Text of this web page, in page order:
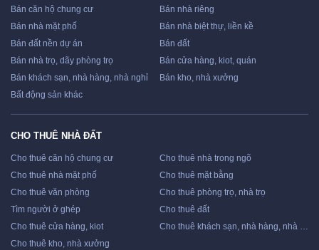
Bán căn hộ chung cư
Bán nhà riêng
Bán nhà mặt phố
Bán nhà biệt thự, liền kề
Bán đất nền dự án
Bán đất
Bán nhà trọ, dãy phòng trọ
Bán cửa hàng, kiot, quán
Bán khách sạn, nhà hàng, nhà nghỉ
Bán kho, nhà xưởng
Bất động sản khác
CHO THUÊ NHÀ ĐẤT
Cho thuê căn hộ chung cư
Cho thuê nhà trong ngõ
Cho thuê nhà mặt phố
Cho thuê mặt bằng
Cho thuê văn phòng
Cho thuê phòng trọ, nhà trọ
Tìm người ở ghép
Cho thuê đất
Cho thuê cửa hàng, kiot
Cho thuê khách sạn, nhà hàng, nhà nghỉ
Cho thuê kho, nhà xưởng